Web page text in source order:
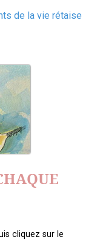
de la vie rétaise
cliquez sur le